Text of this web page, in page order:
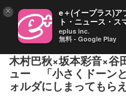
情熱のフラミンゴ『ド
木村巴秋×坂本彩音×谷
ュー 「小さくドーン
ォルダにしまってもら
× e＋(イープラス)ア
ト・ニュース・ス
eplus inc.
無料 - Google Play